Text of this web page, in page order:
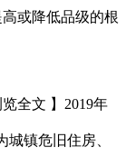
或降低品级的根
全文 】2019年
镇危旧住房、